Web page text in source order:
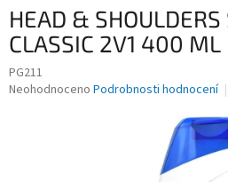
HEAD &
CLASSIC 2V1 400 ML
PG211
Průměrné
Neohodnoceno Podrobnosti hodnocení